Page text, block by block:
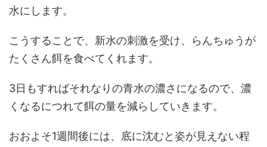
水にします。
こうすることで、新水の刺激を受け、らんちゅうが
たくさん餌を食べてくれます。
3日もすればそれなりの青水の濃さになるので、濃
くなるにつれて餌の量を減らしていきます。
おおよそ1週間後には、底に沈むと姿が見えない程